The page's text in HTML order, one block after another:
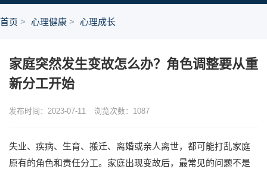
首页 心理健康 心理成长
家庭突然发生变故怎么办？角色调整要从重
新分工开始
发布时间：2023-07-11 浏览次数： 1087
失业、疾病、生育、搬迁、离婚或亲人离世，都可能打乱家庭
原有的角色和责任分工。家庭出现变故后，最常见的问题不是